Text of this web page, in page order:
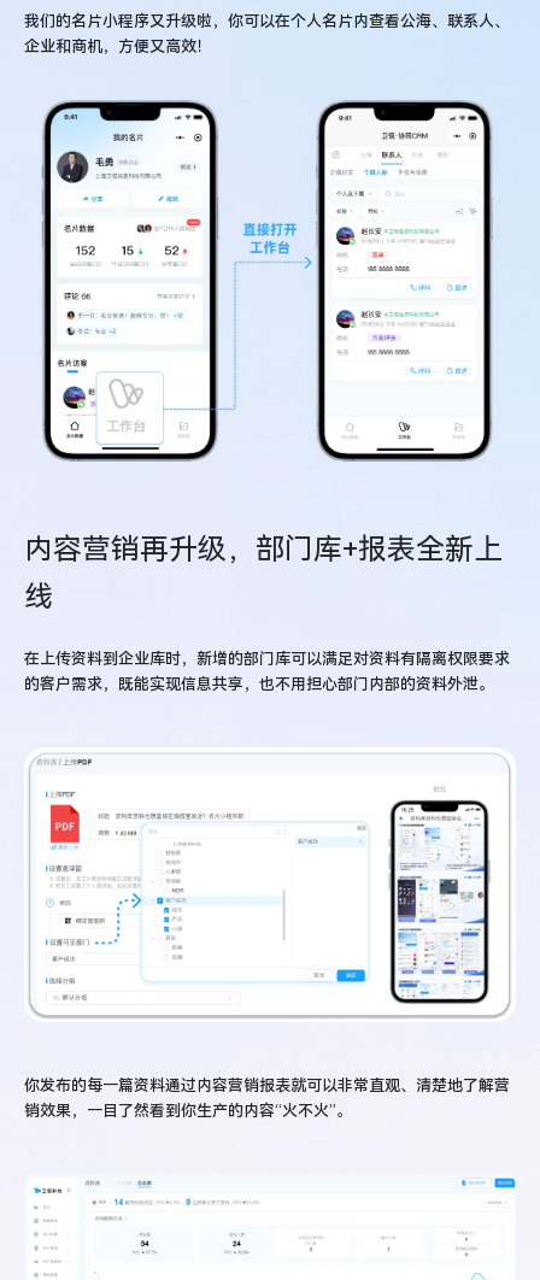
我们的名片小程序又升级啦，你可以在个人名片内查看公海、联系人、
企业和商机，方便又高效！
内容营销再升级，部门库+报表全新上
线
在上传资料到企业库时，新增的部门库可以满足对资料有隔离权限要求
的客户需求，既能实现信息共享，也不用担心部门内部的资料外泄。
你发布的每一篇资料通过内容营销报表就可以非常直观、清楚地了解营
销效果，一目了然看到你生产的内容“火不火”。